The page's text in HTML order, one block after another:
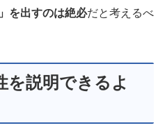
を出すのは絶必だと考えるべ
を説明できるよ